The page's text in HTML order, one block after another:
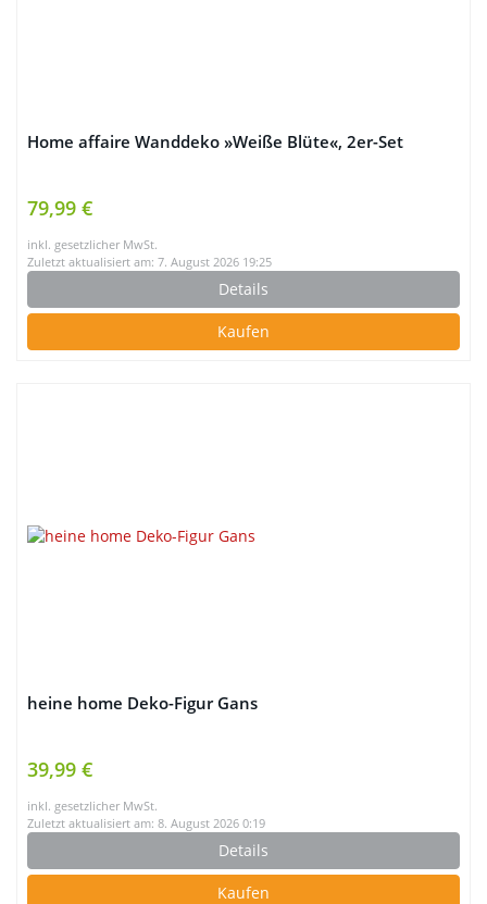
Home affaire Wanddeko »Weiße Blüte«, 2er-Set
79,99 €
inkl. gesetzlicher MwSt.
Zuletzt aktualisiert am: 7. August 2026 19:25
Details
Kaufen
heine home Deko-Figur Gans
39,99 €
inkl. gesetzlicher MwSt.
Zuletzt aktualisiert am: 8. August 2026 0:19
Details
Kaufen